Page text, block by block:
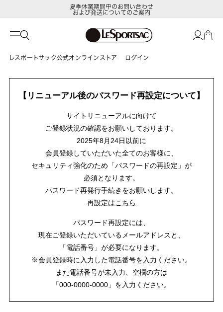
夏季休業期間中のお問い合わせ
および発送についてのご案内
レスポートサック公式オンラインストア ログイン
【リニューアル後のパスワード再設定について】
サイトリニューアルに向けて
ご登録状況の確認をお願いしております。
2025年8月24日以前に
会員登録していただいた全てのお客様に、
セキュリティ強化のため「パスワードの再設定」が
必須となります。
パスワード再発行手続きをお願いします。
再設定はこちら
パスワード再設定には、
現在ご登録いただいているメールアドレスと、
「電話番号」が必要になります。
※会員登録時に入力した電話番号を入力ください。
また電話番号が未入力、空欄の方は
「000-0000-0000」を入力ください。